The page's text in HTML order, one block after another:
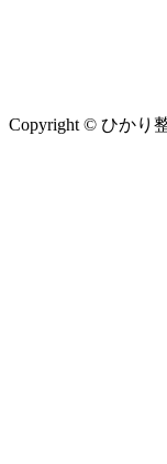
Copyright © ひかり